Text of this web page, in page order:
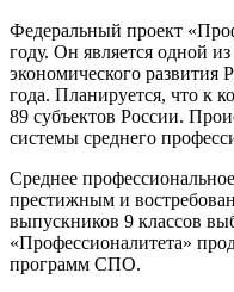
Федеральный проект
году. Он является одной
экономического развития
года. Планируется, что к
89 субъектов России.
системы среднего
Среднее
престижным и
выпускников 9 классов
«Профессионалитета»
программ СПО.